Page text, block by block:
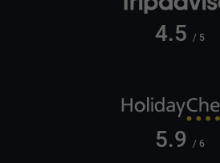
4.5 / 5
5.9 / 6